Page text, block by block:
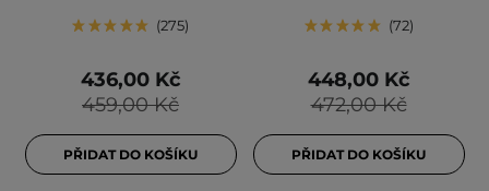
275
459,00 Kč
436,00 Kč
PŘIDAT DO KOŠÍKU
72
472,00 Kč
448,00 Kč
PŘIDAT DO KOŠÍKU